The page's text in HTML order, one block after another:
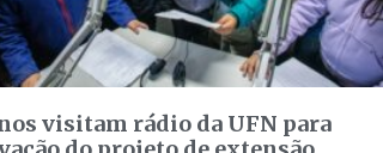
visitam rádio da UFN para